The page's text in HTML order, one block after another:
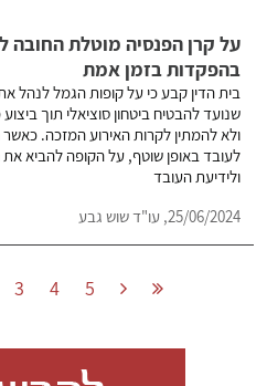
על קרן הפנסיה מוטלת החובה
בהפקדות בזמן אמת
בית הדין קבע כי על קופות הגמל לנהל
שנועד להבטיח ביטחון סוציאלי תוך
ולא להמתין לקרות האירוע המזכה.
לעובד באופן שוטף, על הקופה להביא
ולידיעת העובד
25/06/2024, עו"ד שוש גבע
3 4 5